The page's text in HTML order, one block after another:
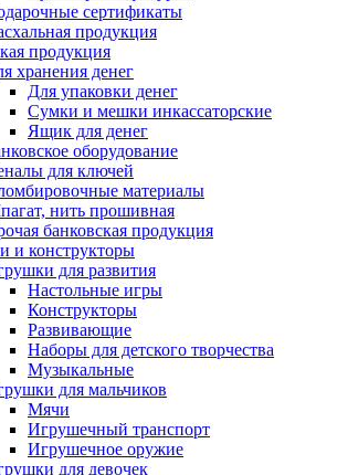
сертификаты
продукция
продукция
хранения денег
Для упаковки денег
Сумки и мешки инкассаторские
Ящик для денег
оборудование
для ключей
материалы
нить прошивная
банковская продукция
и конструкторы
для развития
Настольные игры
Конструкторы
Развивающие
Наборы для детского творчества
Музыкальные
для мальчиков
Мячи
Игрушечный транспорт
Игрушечное оружие
для девочек